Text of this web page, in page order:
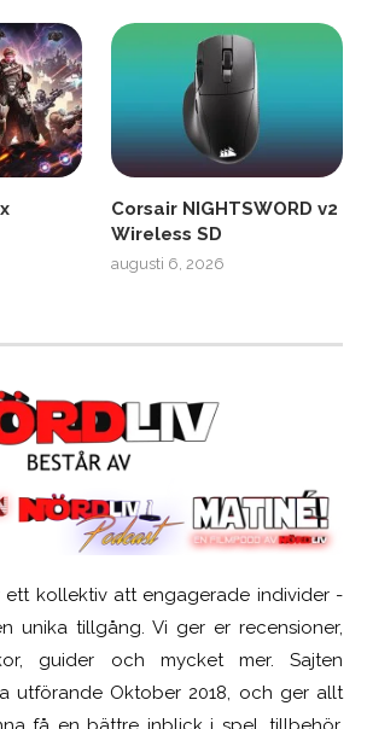
Corsair NIGHTSWORD v2
Wireless SD
augusti 6, 2026
ett kollektiv att engagerade individer -
unika tillgång. Vi ger er recensioner,
guider och mycket mer. Sajten
utförande Oktober 2018, och ger allt